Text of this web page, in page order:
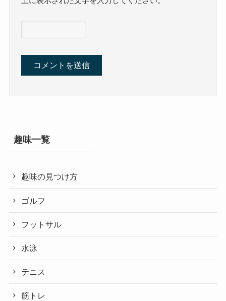
趣味一覧
趣味の見つけ方
ゴルフ
フットサル
水泳
テニス
筋トレ